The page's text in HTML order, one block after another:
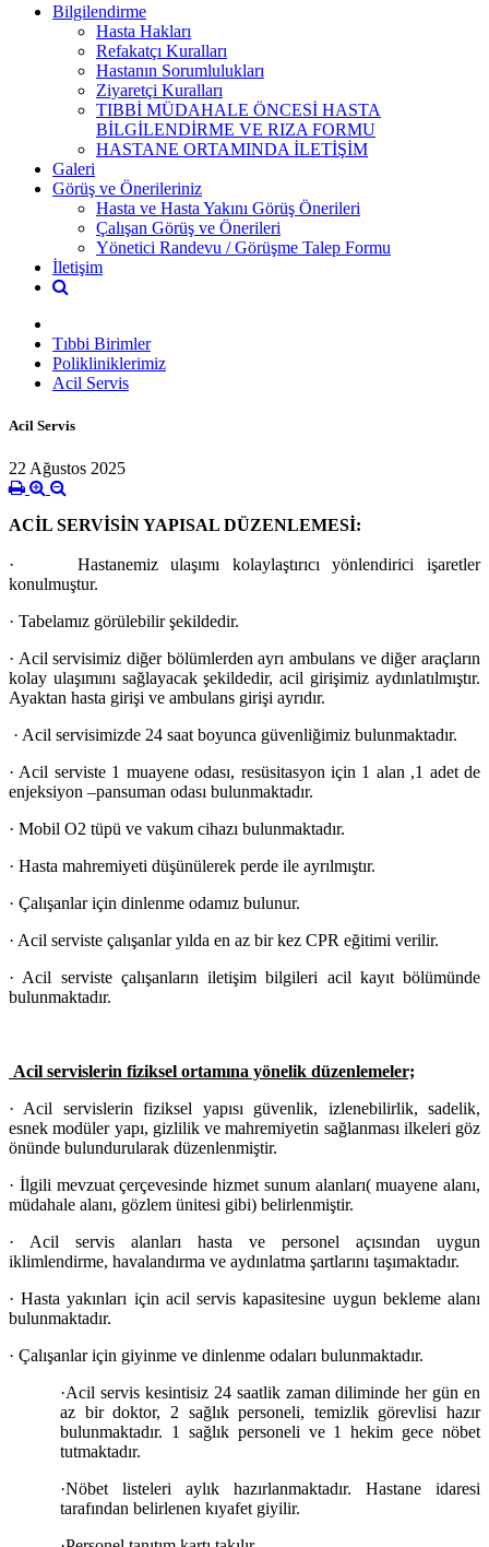
Bilgilendirme
Hasta Hakları
Refakatçı Kuralları
Hastanın Sorumlulukları
Ziyaretçi Kuralları
TIBBİ MÜDAHALE ÖNCESİ HASTA
BİLGİLENDİRME VE RIZA FORMU
HASTANE ORTAMINDA İLETİŞİM
Galeri
Görüş ve Önerileriniz
Hasta ve Hasta Yakını Görüş Önerileri
Çalışan Görüş ve Önerileri
Yönetici Randevu / Görüşme Talep Formu
İletişim
Tıbbi Birimler
Polikliniklerimiz
Acil Servis
Acil Servis
22 Ağustos 2025
ACİL SERVİSİN YAPISAL DÜZENLEMESİ:
·
Hastanemiz ulaşımı kolaylaştırıcı yönlendirici işaretler
konulmuştur.
· Tabelamız görülebilir şekildedir.
· Acil servisimiz diğer bölümlerden ayrı ambulans ve diğer araçların
kolay ulaşımını sağlayacak şekildedir, acil girişimiz aydınlatılmıştır.
Ayaktan hasta girişi ve ambulans girişi ayrıdır.
· Acil servisimizde 24 saat boyunca güvenliğimiz bulunmaktadır.
· Acil serviste 1 muayene odası, resüsitasyon için 1 alan ,1 adet de
enjeksiyon –pansuman odası bulunmaktadır.
· Mobil O2 tüpü ve vakum cihazı bulunmaktadır.
· Hasta mahremiyeti düşünülerek perde ile ayrılmıştır.
· Çalışanlar için dinlenme odamız bulunur.
· Acil serviste çalışanlar yılda en az bir kez CPR eğitimi verilir.
· Acil serviste çalışanların iletişim bilgileri acil kayıt bölümünde
bulunmaktadır.
Acil servislerin fiziksel ortamına yönelik düzenlemeler;
· Acil servislerin fiziksel yapısı güvenlik, izlenebilirlik, sadelik,
esnek modüler yapı, gizlilik ve mahremiyetin sağlanması ilkeleri göz
önünde bulundurularak düzenlenmiştir.
· İlgili mevzuat çerçevesinde hizmet sunum alanları( muayene alanı,
müdahale alanı, gözlem ünitesi gibi) belirlenmiştir.
· Acil servis alanları hasta ve personel açısından uygun
iklimlendirme, havalandırma ve aydınlatma şartlarını taşımaktadır.
· Hasta yakınları için acil servis kapasitesine uygun bekleme alanı
bulunmaktadır.
· Çalışanlar için giyinme ve dinlenme odaları bulunmaktadır.
·Acil servis kesintisiz 24 saatlik zaman diliminde her gün en
az bir doktor, 2 sağlık personeli, temizlik görevlisi hazır
bulunmaktadır. 1 sağlık personeli ve 1 hekim gece nöbet
tutmaktadır.
·Nöbet listeleri aylık hazırlanmaktadır. Hastane idaresi
tarafından belirlenen kıyafet giyilir.